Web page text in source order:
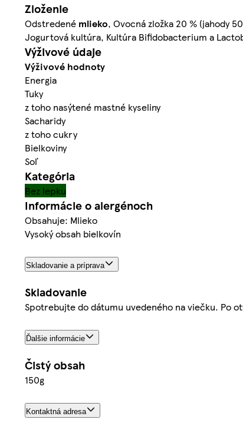
Zloženie
Odstredené mlieko, Ovocná zložka 20 % (jahody
Jogurtová kultúra, Kultúra Bifidobacterium a
Výživové údaje
Výživové hodnoty
Energia
Tuky
z toho nasýtené mastné kyseliny
Sacharidy
z toho cukry
Bielkoviny
Soľ
Kategória
Bez lepku
Informácie o alergénoch
Obsahuje: Mlieko
Vysoký obsah bielkovín
Skladovanie a príprava
Skladovanie
Spotrebujte do dátumu uvedeného na viečku. Po
Ďalšie informácie
Čistý obsah
150g
Kontaktná adresa